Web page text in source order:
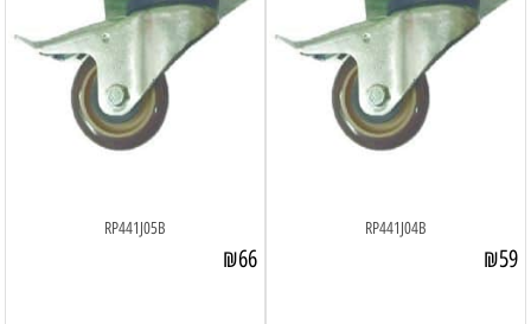
RP441J04B
₪59
RP441J05B
₪66